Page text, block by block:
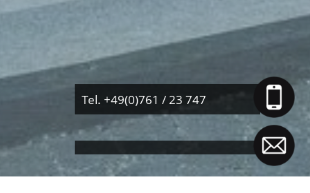
Tel. +49(0)761 / 23 747